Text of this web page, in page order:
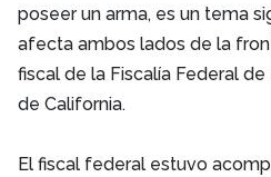
poseer un arma, es un tema
afecta ambos lados de la
fiscal de la Fiscalía Federal
de California.
El fiscal federal estuvo